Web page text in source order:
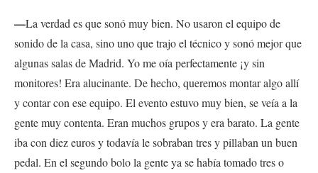
—La verdad es que sonó muy bien. No usaron el equipo de
sonido de la casa, sino uno que trajo el técnico y sonó mejor que
algunas salas de Madrid. Yo me oía perfectamente ¡y sin
monitores! Era alucinante. De hecho, queremos montar algo allí
y contar con ese equipo. El evento estuvo muy bien, se veía a la
gente muy contenta. Eran muchos grupos y era barato. La gente
iba con diez euros y todavía le sobraban tres y pillaban un buen
pedal. En el segundo bolo la gente ya se había tomado tres o